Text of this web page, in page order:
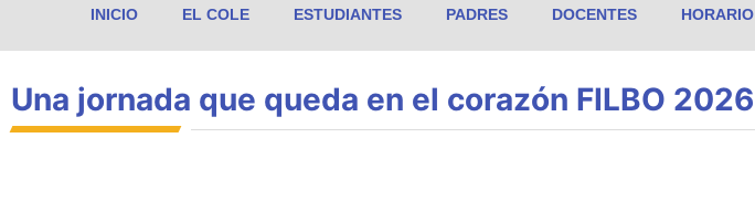
INICIO EL COLE ESTUDIANTES PADRES DOCENTES HORARIO
Una jornada que queda en el corazón FILBO 2026